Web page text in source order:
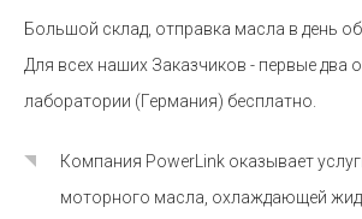
Большой склад, отправка масла в день
Для всех наших Заказчиков - первые два
лаборатории (Германия) бесплатно.
Компания PowerLink оказывает
моторного масла, охлаждающей